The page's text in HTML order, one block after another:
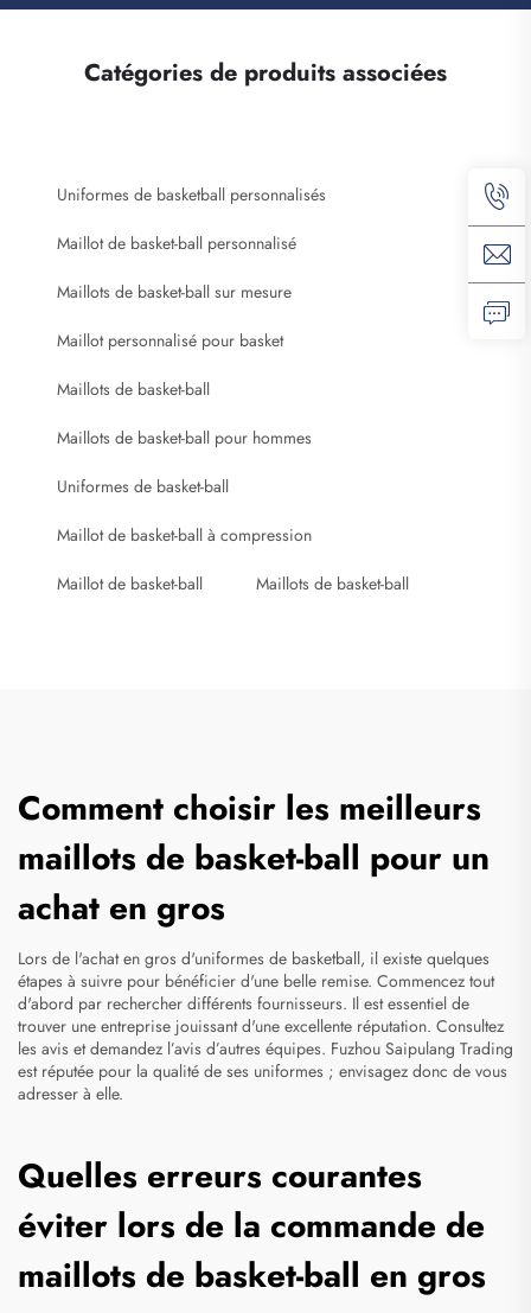
Catégories de produits associées
Uniformes de basketball personnalisés
Maillot de basket-ball personnalisé
Maillots de basket-ball sur mesure
Maillot personnalisé pour basket
Maillots de basket-ball
Maillots de basket-ball pour hommes
Uniformes de basket-ball
Maillot de basket-ball à compression
Maillot de basket-ball Maillots de basket-ball
Comment choisir les meilleurs
maillots de basket-ball pour un
achat en gros
Lors de l'achat en gros d'uniformes de basketball, il existe quelques
étapes à suivre pour bénéficier d'une belle remise. Commencez tout
d'abord par rechercher différents fournisseurs. Il est essentiel de
trouver une entreprise jouissant d'une excellente réputation. Consultez
les avis et demandez l’avis d’autres équipes. Fuzhou Saipulang Trading
est réputée pour la qualité de ses uniformes ; envisagez donc de vous
adresser à elle.
Quelles erreurs courantes
éviter lors de la commande de
maillots de basket-ball en gros